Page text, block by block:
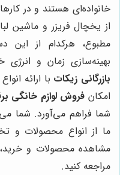
خانواده‌ای هستند و در
از یخچال فریزر و ماشین
مطبوع، هرکدام از این
بهینه‌سازی زمان و انرژی
بازرگانی زیکات با ارائه
امکان فروش لوازم خانگی
شما فراهم می‌آورد. شما
ما از انواع محصولات و
مشاهده محصولات و
مراجعه کنید.